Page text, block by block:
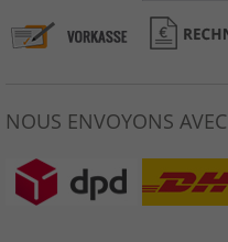
NOUS ENVOYONS AVEC